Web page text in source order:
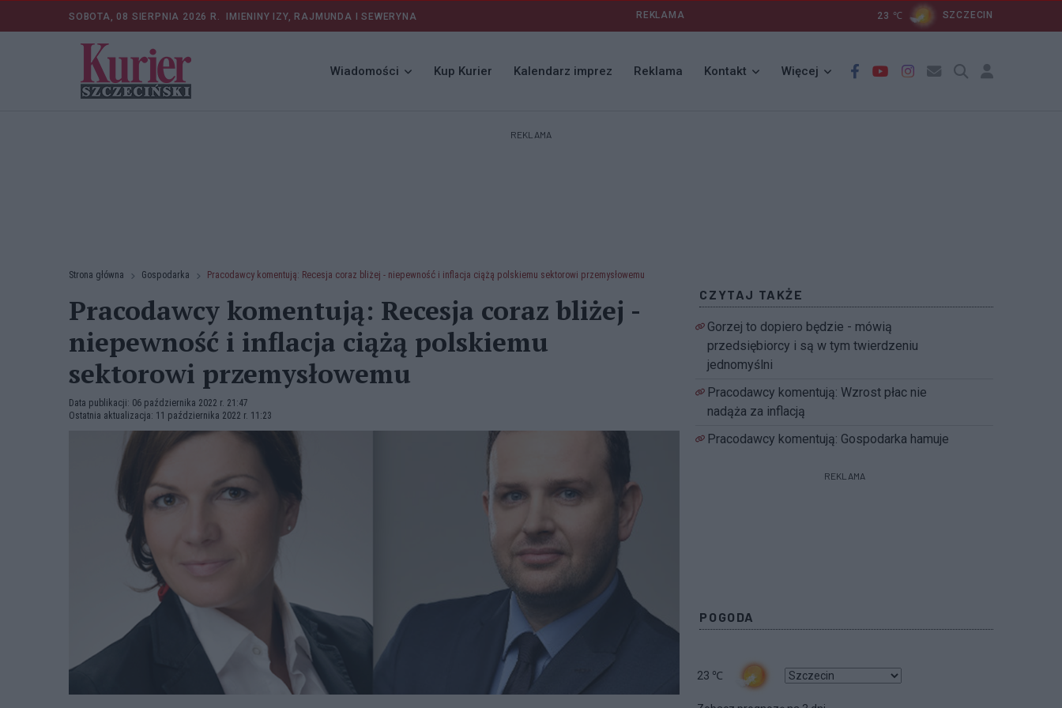
SOBOTA, 08 SIERPNIA 2026 R. IMIENINY IZY, RAJMUNDA I SEWERYNA REKLAMA 23 ℃ SZCZECIN
Wiadomości Kup Kurier Kalendarz imprez Reklama Kontakt Więcej
REKLAMA
Strona główna Gospodarka Pracodawcy komentują: Recesja coraz bliżej - niepewność i inflacja ciążą polskiemu sektorowi przemysłowemu
Pracodawcy komentują: Recesja coraz bliżej -
niepewność i inflacja ciążą polskiemu
sektorowi przemysłowemu
Data publikacji: 06 października 2022 r. 21:47
Ostatnia aktualizacja: 11 października 2022 r. 11:23
CZYTAJ TAKŻE
Gorzej to dopiero będzie - mówią
przedsiębiorcy i są w tym twierdzeniu
jednomyślni
Pracodawcy komentują: Wzrost płac nie
nadąża za inflacją
Pracodawcy komentują: Gospodarka hamuje
REKLAMA
POGODA
23 ℃